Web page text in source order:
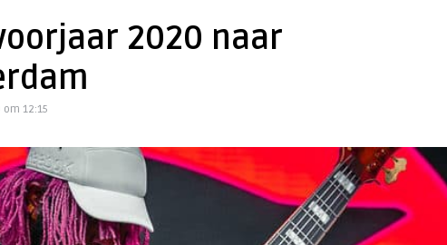
2020 naar
12:15